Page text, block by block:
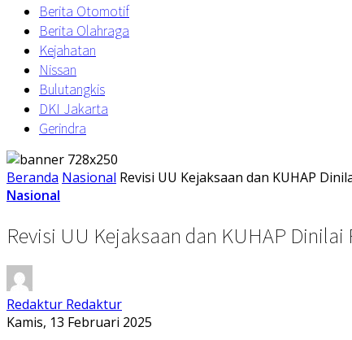
Berita Otomotif
Berita Olahraga
Kejahatan
Nissan
Bulutangkis
DKI Jakarta
Gerindra
Beranda Nasional Revisi UU Kejaksaan dan KUHAP
Nasional
Revisi UU Kejaksaan dan KUHAP
Redaktur Redaktur
Kamis, 13 Februari 2025